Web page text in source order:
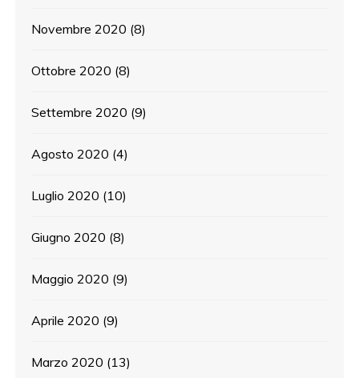
Novembre 2020 (8)
Ottobre 2020 (8)
Settembre 2020 (9)
Agosto 2020 (4)
Luglio 2020 (10)
Giugno 2020 (8)
Maggio 2020 (9)
Aprile 2020 (9)
Marzo 2020 (13)